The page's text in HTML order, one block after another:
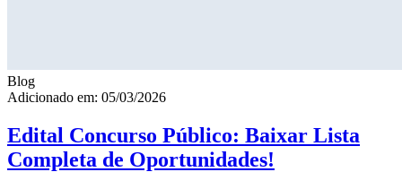
Blog
Adicionado em: 05/03/2026
Edital Concurso Público: Baixar Lista
Completa de Oportunidades!